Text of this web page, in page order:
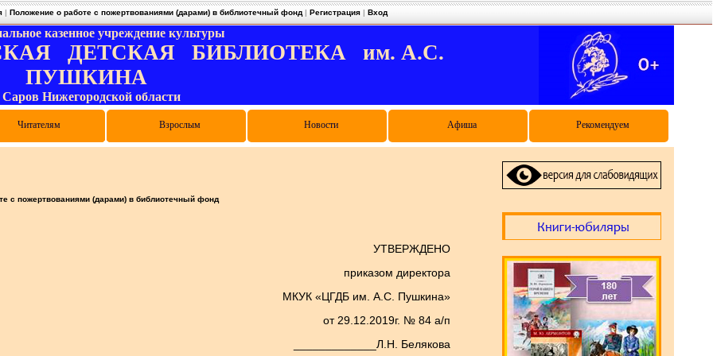
| Положение о работе с пожертвованиями (дарами) в библиотечный фонд | Регистрация | Вход
казенное учреждение культуры
ДЕТСКАЯ БИБЛИОТЕКА им. А.С.
ПУШКИНА
Саров Нижегородской области
Читателям
Как записаться
Правила пользования
Виртуальная служба
объединения
мероприятия
Конкурсы
цифровой грамотности
Электронный каталог Взрослым
Педагогам
Родителям
Дарителям
Выпускникам
Опросы
Отзывы Новости Афиша Рекомендуем
с пожертвованиями (дарами) в библиотечный фонд
УТВЕРЖДЕНО
приказом директора
МКУК «ЦГДБ им. А.С. Пушкина»
от 29.12.2019г. № 84 а/п
_____________Л.Н. Белякова